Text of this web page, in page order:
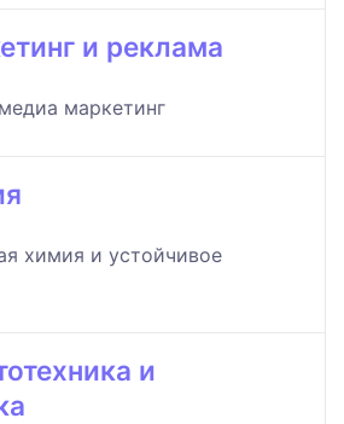
и реклама
маркетинг
химия и устойчивое
и